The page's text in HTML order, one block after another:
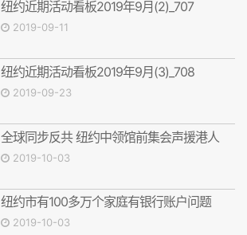
纽约近期活动看板2019年9月(2)_707
2019-09-11
纽约近期活动看板2019年9月(3)_708
2019-09-23
全球同步反共 纽约中领馆前集会声援港人
2019-10-03
纽约市有100多万个家庭有银行账户问题
2019-10-03